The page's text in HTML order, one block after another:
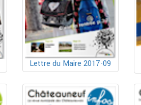
Lettre du Maire 2017-09